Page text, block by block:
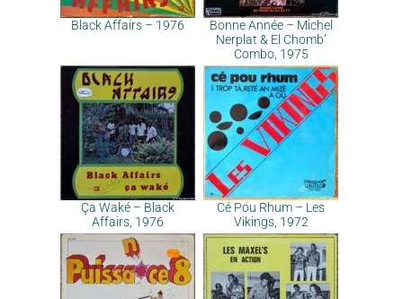
Black Affairs – 1976
Bonne Année – Michel
Nerplat & El Chomb’
Combo, 1975
Ça Waké – Black
Affairs, 1976
Cé Pou Rhum – Les
Vikings, 1972